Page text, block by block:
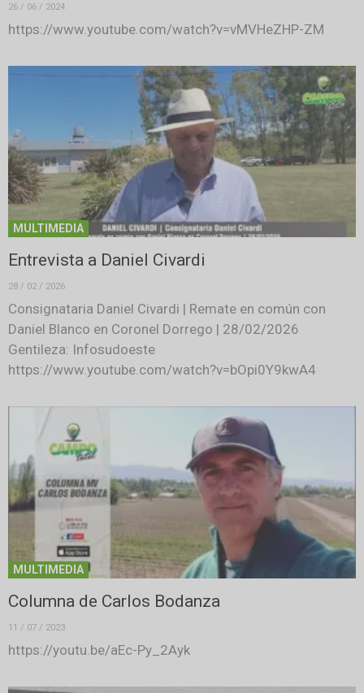
26 / 06 / 2024
https://www.youtube.com/watch?v=vMVHeZHP-ZM
MULTIMEDIA
Entrevista a Daniel Civardi
28 / 02 / 2026
Consignataria Daniel Civardi | Remate en común con
Daniel Blanco en Coronel Dorrego | 28/02/2026
Gentileza: Infosudoeste
https://www.youtube.com/watch?v=bOpi0Y9kwA4
MULTIMEDIA
Columna de Carlos Bodanza
11 / 07 / 2023
https://youtu.be/aEc-Py_2Ayk